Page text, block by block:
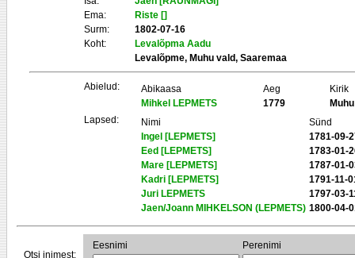
Ema:
Riste []
Surm:
1802-07-16
Koht:
Levalõpma Aadu
Levalõpme, Muhu vald, Saaremaa
Abielud: Abikaasa Aeg
Kirik
Mihkel LEPMETS
1779
Muhu
Lapsed:
Nimi
Sünd
Ingel [LEPMETS]
1781-09-
Eed [LEPMETS]
1783-01-
Mare [LEPMETS]
1787-01-
Kadri [LEPMETS]
1791-11-
Juri LEPMETS
1797-03-
Jaen/Joann MIHKELSON (LEPMETS) 1800-04-
Otsi inimest:
Eesnimi Perenimi